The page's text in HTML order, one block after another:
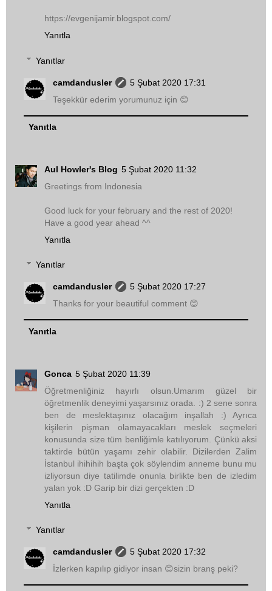
https://evgenijamir.blogspot.com/
Yanıtla
Yanıtlar
camdandusler
5 Şubat 2020 17:31
Teşekkür ederim yorumunuz için 😊
Yanıtla
Aul Howler's Blog 5 Şubat 2020 11:32
Greetings from Indonesia
Good luck for your february and the rest of 2020!
Have a good year ahead ^^
Yanıtla
Yanıtlar
camdandusler
5 Şubat 2020 17:27
Thanks for your beautiful comment 😊
Yanıtla
Gonca 5 Şubat 2020 11:39
Öğretmenliğiniz hayırlı olsun.Umarım güzel bir
öğretmenlik deneyimi yaşarsınız orada. :) 2 sene sonra
ben de meslektaşınız olacağım inşallah :) Ayrıca
kişilerin pişman olamayacakları meslek seçmeleri
konusunda size tüm benliğimle katılıyorum. Çünkü aksi
taktirde bütün yaşamı zehir olabilir. Dizilerden Zalim
İstanbul ihihihih başta çok söylendim anneme bunu mu
izliyorsun diye tatilimde onunla birlikte ben de izledim
yalan yok :D Garip bir dizi gerçekten :D
Yanıtla
Yanıtlar
camdandusler
5 Şubat 2020 17:32
İzlerken kapılıp gidiyor insan 😊sizin branş peki?